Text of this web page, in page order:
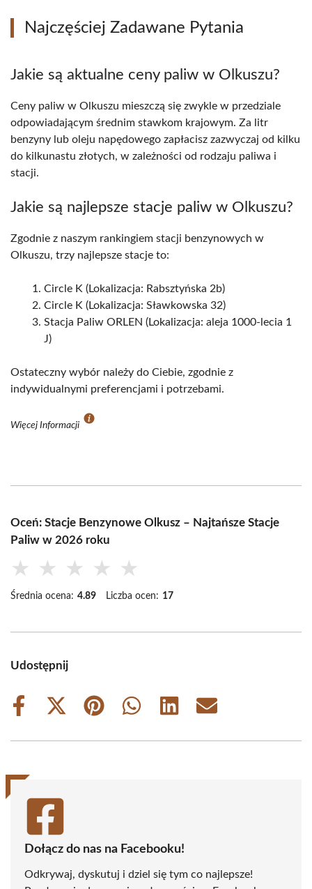
Najczęściej Zadawane Pytania
Jakie są aktualne ceny paliw w Olkuszu?
Ceny paliw w Olkuszu mieszczą się zwykle w przedziale
odpowiadającym średnim stawkom krajowym. Za litr
benzyny lub oleju napędowego zapłacisz zazwyczaj od kilku
do kilkunastu złotych, w zależności od rodzaju paliwa i
stacji.
Jakie są najlepsze stacje paliw w Olkuszu?
Zgodnie z naszym rankingiem stacji benzynowych w
Olkuszu, trzy najlepsze stacje to:
Circle K (Lokalizacja: Rabsztyńska 2b)
Circle K (Lokalizacja: Sławkowska 32)
Stacja Paliw ORLEN (Lokalizacja: aleja 1000-lecia 1
J)
Ostateczny wybór należy do Ciebie, zgodnie z
indywidualnymi preferencjami i potrzebami.
Więcej Informacji
Oceń: Stacje Benzynowe Olkusz – Najtańsze Stacje
Paliw w 2026 roku
★ ★ ★ ★ ★
Średnia ocena: 4.89 Liczba ocen: 17
Udostępnij
Share
Share
(Twitter)
Share
Share
Share
Share
Dołącz do nas na Facebooku!
Odkrywaj, dyskutuj i dziel się tym co najlepsze!